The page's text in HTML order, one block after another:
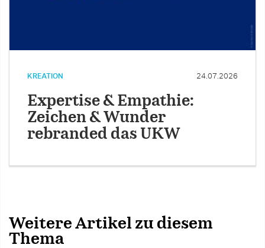
KREATION 24.07.2026
Expertise & Empathie:
Zeichen & Wunder
rebranded das UKW
Weitere Artikel zu diesem
Thema